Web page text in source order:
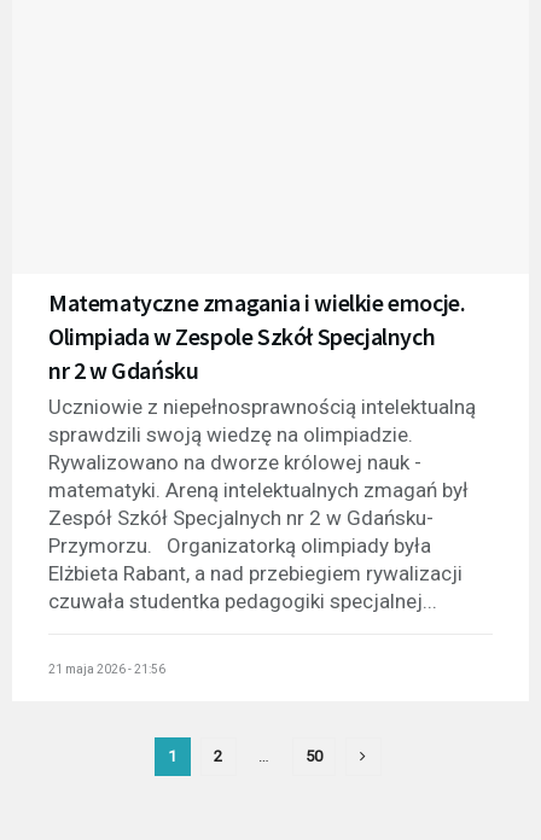
Matematyczne zmagania i wielkie emocje.
Olimpiada w Zespole Szkół Specjalnych
nr 2 w Gdańsku
Uczniowie z niepełnosprawnością intelektualną
sprawdzili swoją wiedzę na olimpiadzie.
Rywalizowano na dworze królowej nauk -
matematyki. Areną intelektualnych zmagań był
Zespół Szkół Specjalnych nr 2 w Gdańsku-
Przymorzu. Organizatorką olimpiady była
Elżbieta Rabant, a nad przebiegiem rywalizacji
czuwała studentka pedagogiki specjalnej...
21 maja 2026 - 21:56
1 2 … 50